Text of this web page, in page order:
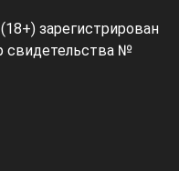
зарегистрирован
свидетельства №